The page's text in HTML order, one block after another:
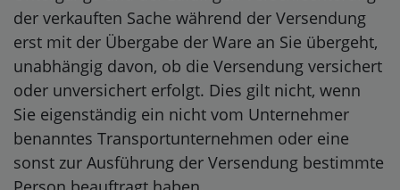
der verkauften Sache während der Versendung
erst mit der Übergabe der Ware an Sie übergeht,
unabhängig davon, ob die Versendung versichert
oder unversichert erfolgt. Dies gilt nicht, wenn
Sie eigenständig ein nicht vom Unternehmer
benanntes Transportunternehmen oder eine
sonst zur Ausführung der Versendung bestimmte